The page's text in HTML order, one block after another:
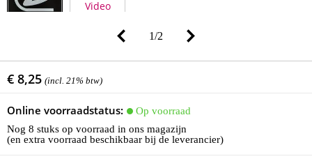
Video
1/2
€ 8,25 (incl. 21% btw)
Online voorraadstatus:
Op voorraad
Nog 8 stuks op voorraad in ons magazijn
(en extra voorraad beschikbaar bij de leverancier)